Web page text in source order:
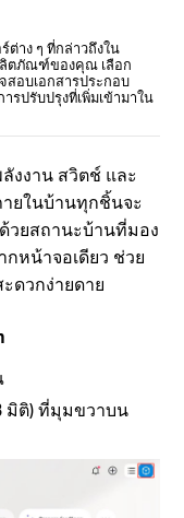
ต่าง ๆ ที่กล่าวถึงใน
ตภัณฑ์ของคุณ เลือก
สอบเอกสารประกอบ
รปรับปรุงที่เพิ่มเข้ามาใน
งงาน สวิตช์ และ
ยในบ้านทุกชิ้นจะ
วยสถานะบ้านที่มอง
หน้าจอเดียว ช่วย
ดวกง่ายดาย
มิติ) ที่มุมขวาบน